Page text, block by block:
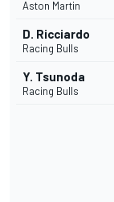
Aston Martin
D. Ricciardo
Racing Bulls
Y. Tsunoda
Racing Bulls